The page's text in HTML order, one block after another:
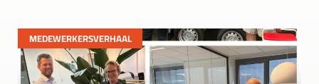
MEDEWERKERSVERHAAL